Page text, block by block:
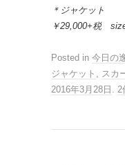
＊ジャケット
￥29,000+税
Posted in 今日の
ジャケット , スカ
2016年3月28日 . 2